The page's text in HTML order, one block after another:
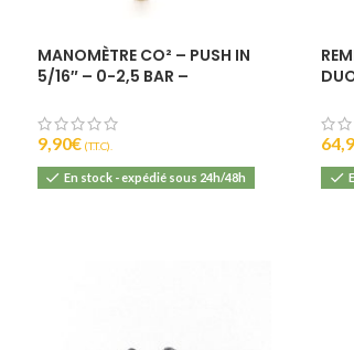
MANOMÈTRE CO² – PUSH IN
5/16″ – 0-2,5 BAR –
9,90€(T.T.C).
En stock - expédié sous 24h/48h